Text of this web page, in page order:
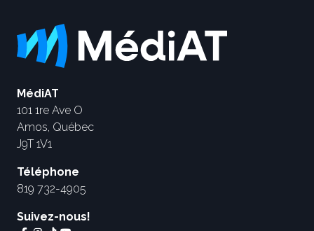
MédiAT
101 1re Ave O
Amos, Québec
J9T 1V1
Téléphone
819 732-4905
Suivez-nous!